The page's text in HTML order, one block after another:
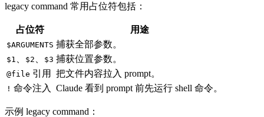
legacy command 常用占位符包括：
占位符 用途
$ARGUMENTS 捕获全部参数。
$1 $2 $3 捕获位置参数。
@file 引用 把文件内容拉入 prompt。
! 命令注入 Claude 看到 prompt 前先运行 shell 命令。
示例 legacy command：